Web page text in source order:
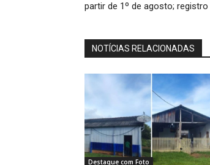
partir de 1º de agosto;
NOTÍCIAS RELACIONADAS
Destaque com Foto